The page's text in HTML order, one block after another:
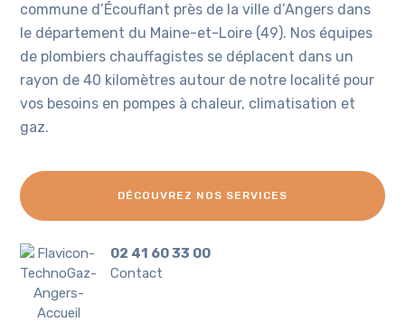
commune d’Écouflant près de la ville d’Angers dans
le département du Maine-et-Loire (49). Nos équipes
de plombiers chauffagistes se déplacent dans un
rayon de 40 kilomètres autour de notre localité pour
vos besoins en pompes à chaleur, climatisation et
gaz.
DÉCOUVREZ NOS SERVICES
02 41 60 33 00
Contact